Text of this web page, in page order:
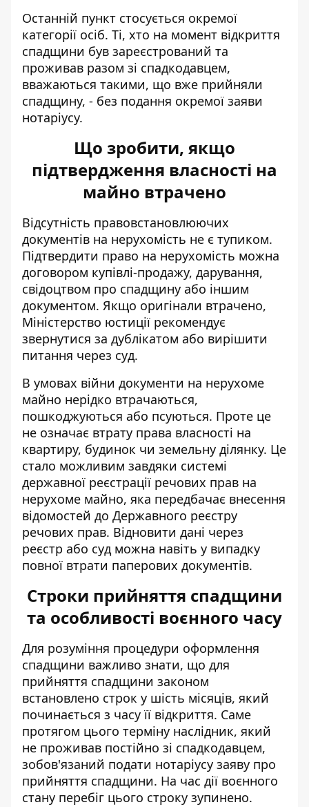
Останній пункт стосується окремої
категорії осіб. Ті, хто на момент відкриття
спадщини був зареєстрований та
проживав разом зі спадкодавцем,
вважаються такими, що вже прийняли
спадщину, - без подання окремої заяви
нотаріусу.
Що зробити, якщо
підтвердження власності на
майно втрачено
Відсутність правовстановлюючих
документів на нерухомість не є тупиком.
Підтвердити право на нерухомість можна
договором купівлі-продажу, дарування,
свідоцтвом про спадщину або іншим
документом. Якщо оригінали втрачено,
Міністерство юстиції рекомендує
звернутися за дублікатом або вирішити
питання через суд.
В умовах війни документи на нерухоме
майно нерідко втрачаються,
пошкоджуються або псуються. Проте це
не означає втрату права власності на
квартиру, будинок чи земельну ділянку. Це
стало можливим завдяки системі
державної реєстрації речових прав на
нерухоме майно, яка передбачає внесення
відомостей до Державного реєстру
речових прав. Відновити дані через
реєстр або суд можна навіть у випадку
повної втрати паперових документів.
Строки прийняття спадщини
та особливості воєнного часу
Для розуміння процедури оформлення
спадщини важливо знати, що для
прийняття спадщини законом
встановлено строк у шість місяців, який
починається з часу її відкриття. Саме
протягом цього терміну наслідник, який
не проживав постійно зі спадкодавцем,
зобов'язаний подати нотаріусу заяву про
прийняття спадщини. На час дії воєнного
стану перебіг цього строку зупинено.